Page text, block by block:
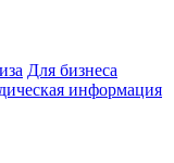
Для бизнеса
информация